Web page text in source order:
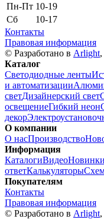
Пн-Пт 10-19
Сб
10-17
Контакты
Правовая информация
© Разработано в Arlight
Каталог
Светодиодные ленты
и автоматизации
светДизайнерский свет
освещениеГибкий неон
декор
О компании
О насПроизводство
Информация
КаталогиВидеоНовинки
ответКалькуляторы
Покупателям
Контакты
Правовая информация
© Разработано в Arlight